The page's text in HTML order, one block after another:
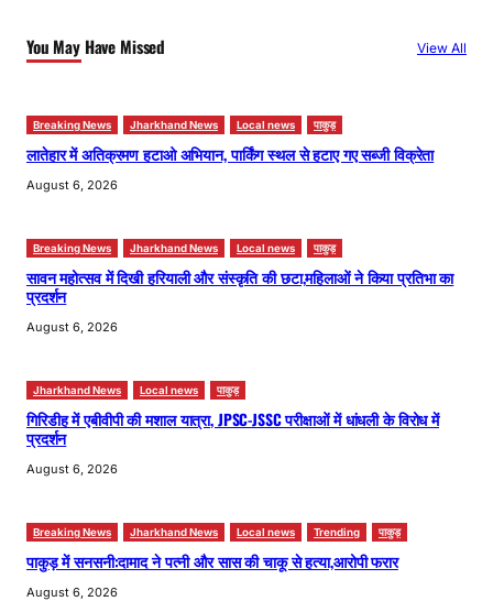
h
You May Have Missed View All
Breaking News Jharkhand News Local news पाकुड़
लातेहार में अतिक्रमण हटाओ अभियान, पार्किंग स्थल से हटाए गए सब्जी विक्रेता
August 6, 2026
Breaking News Jharkhand News Local news पाकुड़
सावन महोत्सव में दिखी हरियाली और संस्कृति की छटा,महिलाओं ने किया प्रतिभा का
प्रदर्शन
August 6, 2026
Jharkhand News Local news पाकुड़
गिरिडीह में एबीवीपी की मशाल यात्रा, JPSC-JSSC परीक्षाओं में धांधली के विरोध में
प्रदर्शन
August 6, 2026
Breaking News Jharkhand News Local news Trending पाकुड़
पाकुड़ में सनसनी:दामाद ने पत्नी और सास की चाकू से हत्या,आरोपी फरार
August 6, 2026